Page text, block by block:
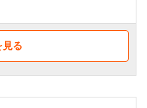
見る